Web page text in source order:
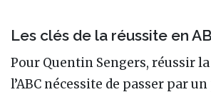
Les clés de la réussite en
Pour Quentin Sengers, réussir
l’ABC nécessite de passer par